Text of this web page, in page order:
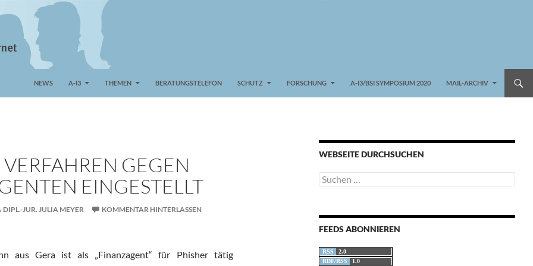
NEWS A-I3 THEMEN BERATUNGSTELEFON SCHUTZ FORSCHUNG A-I3/BSI SYMPOSIUM 2020 MAIL-ARCHIV
GEGEN
EINGESTELLT
DIPL.-JUR. JULIA MEYER KOMMENTAR HINTERLASSEN
aus Gera ist als „Finanzagent“ für Phisher tätig
WEBSEITE DURCHSUCHEN
Suchen
nach:
FEEDS ABONNIEREN
RSS
2.0
RDF/RSS
1.0